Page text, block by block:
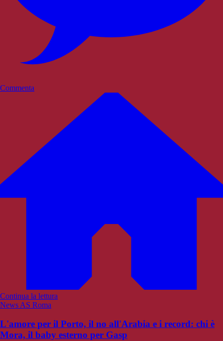
Commenta
Continua la lettura
News AS Roma
L'amore per il Porto, il no all'Arabia e i record: chi è
Mora, il baby esterno per Gasp